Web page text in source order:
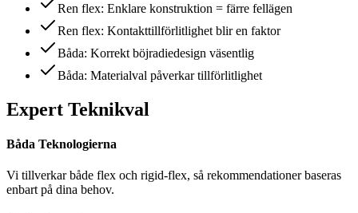
Ren flex: Enklare konstruktion = färre fellägen
Ren flex: Kontakttillförlitlighet blir en faktor
Båda: Korrekt böjradiedesign väsentlig
Båda: Materialval påverkar tillförlitlighet
Expert Teknikval
Båda Teknologierna
Vi tillverkar både flex och rigid-flex, så rekommendationer baseras
enbart på dina behov.